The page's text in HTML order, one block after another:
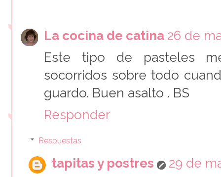
La cocina de catina 26 de
Este tipo de pasteles
socorridos sobre todo
guardo. Buen asalto . BS
Responder
Respuestas
tapitas y postres
29 de